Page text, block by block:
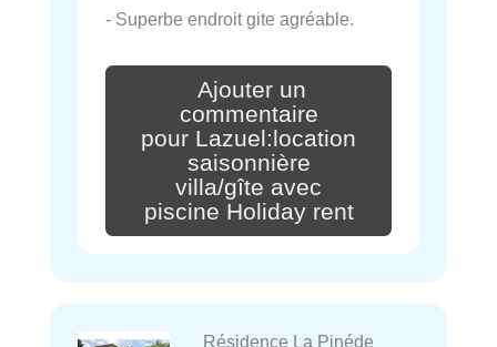
- Superbe endroit gite agréable.
Ajouter un
commentaire
pour Lazuel:location
saisonnière
villa/gîte avec
piscine Holiday rent
Résidence La Pinéde